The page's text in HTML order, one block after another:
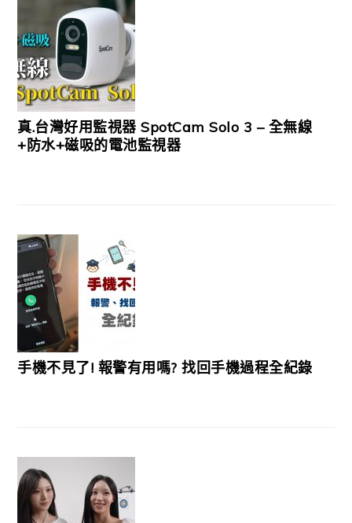
真.台灣好用監視器 SpotCam Solo 3 – 全無線
+防水+磁吸的電池監視器
手機不見了! 報警有用嗎? 找回手機過程全紀錄